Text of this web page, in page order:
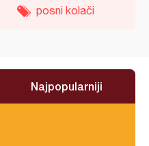
posni kolači
Najpopularniji